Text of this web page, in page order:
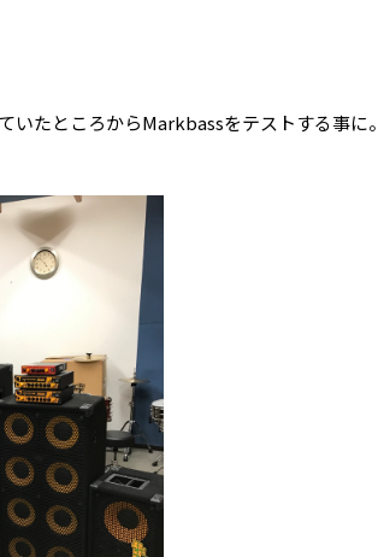
たところからMarkbassをテストする事に